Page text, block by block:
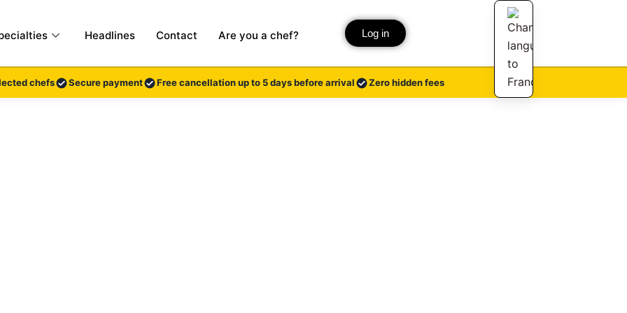
Headlines Contact Are you a chef? Log in
chefs Secure payment Free cancellation up to 5 days before arrival Zero hidden fees